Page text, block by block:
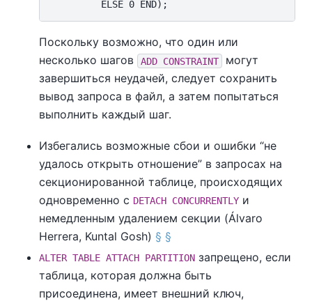
Поскольку возможно, что один или
несколько шагов
ADD CONSTRAINT
могут
завершиться неудачей, следует сохранить
вывод запроса в файл, а затем попытаться
выполнить каждый шаг.
Избегались возможные сбои и ошибки “не
удалось открыть отношение” в запросах на
секционированной таблице, происходящих
одновременно с DETACH CONCURRENTLY и
немедленным удалением секции (Álvaro
Herrera, Kuntal Gosh) § §
ALTER TABLE ATTACH PARTITION запрещено, если
таблица, которая должна быть
присоединена, имеет внешний ключ,